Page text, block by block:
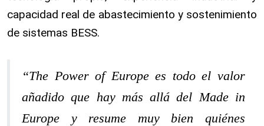
capacidad real de abastecimiento y sostenimiento
de sistemas BESS.
“The Power of Europe es todo el valor
añadido que hay más allá del Made in
Europe y resume muy bien quiénes